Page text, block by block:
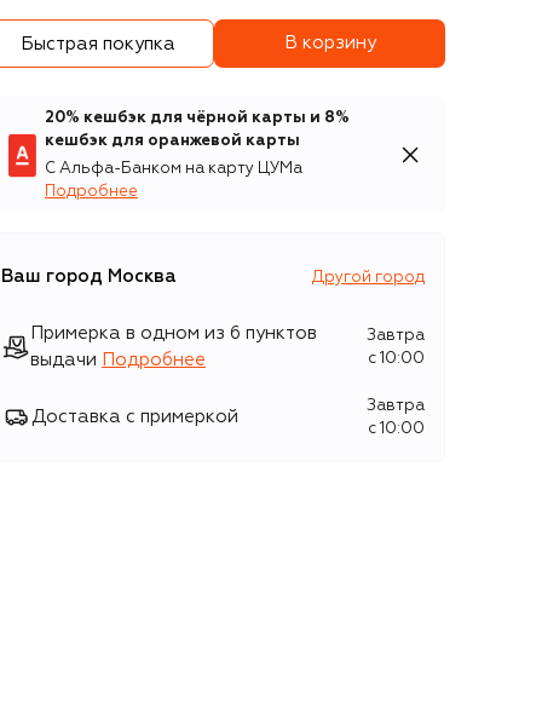
Быстрая покупка В корзину
20% кешбэк для чёрной карты и 8%
кешбэк для оранжевой карты
С Альфа-Банком на карту ЦУМа
Подробнее
Ваш город Москва Другой город
Примерка в одном из 6 пунктов
выдачи
Подробнее
Завтра
c 10:00
Доставка с примеркой
Завтра
c 10:00